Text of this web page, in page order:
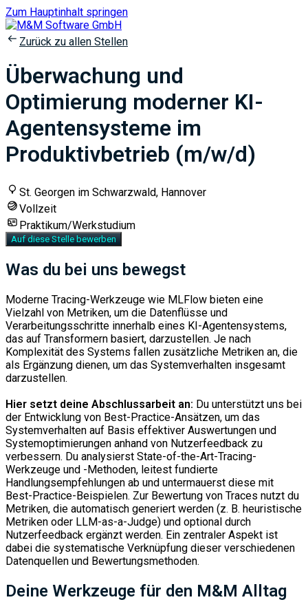
Zum Hauptinhalt springen
Zurück zu allen Stellen
Überwachung und
Optimierung moderner KI-
Agentensysteme im
Produktivbetrieb (m/w/d)
St. Georgen im Schwarzwald, Hannover
Vollzeit
Praktikum/Werkstudium
Auf diese Stelle bewerben
Was du bei uns bewegst
Moderne Tracing-Werkzeuge wie MLFlow bieten eine
Vielzahl von Metriken, um die Datenflüsse und
Verarbeitungsschritte innerhalb eines KI-Agentensystems,
das auf Transformern basiert, darzustellen. Je nach
Komplexität des Systems fallen zusätzliche Metriken an, die
als Ergänzung dienen, um das Systemverhalten insgesamt
darzustellen.
Hier setzt deine Abschlussarbeit an: Du unterstützt uns bei
der Entwicklung von Best-Practice-Ansätzen, um das
Systemverhalten auf Basis effektiver Auswertungen und
Systemoptimierungen anhand von Nutzerfeedback zu
verbessern. Du analysierst State-of-the-Art-Tracing-
Werkzeuge und -Methoden, leitest fundierte
Handlungsempfehlungen ab und untermauerst diese mit
Best-Practice-Beispielen. Zur Bewertung von Traces nutzt du
Metriken, die automatisch generiert werden (z. B. heuristische
Metriken oder LLM-as-a-Judge) und optional durch
Nutzerfeedback ergänzt werden. Ein zentraler Aspekt ist
dabei die systematische Verknüpfung dieser verschiedenen
Datenquellen und Bewertungsmethoden.
Deine Werkzeuge für den M&M Alltag